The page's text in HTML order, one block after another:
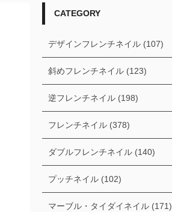
CATEGORY
デザインフレンチネイル (107)
斜めフレンチネイル (123)
逆フレンチネイル (198)
フレンチネイル (378)
ダブルフレンチネイル (140)
プッチネイル (102)
マーブル・タイダイネイル (171)